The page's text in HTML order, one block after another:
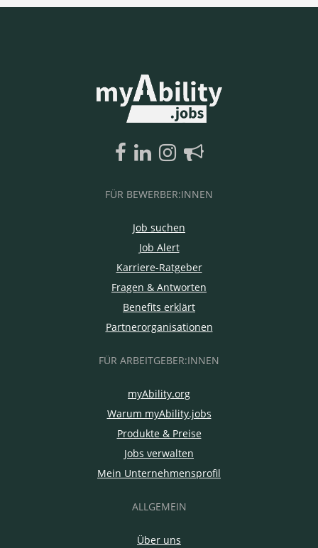
FÜR BEWERBER:INNEN
Job suchen
Job Alert
Karriere-Ratgeber
Fragen & Antworten
Benefits erklärt
Partnerorganisationen
FÜR ARBEITGEBER:INNEN
myAbility.org
Warum myAbility.jobs
Produkte & Preise
Jobs verwalten
Mein Unternehmensprofil
ALLGEMEIN
Über uns